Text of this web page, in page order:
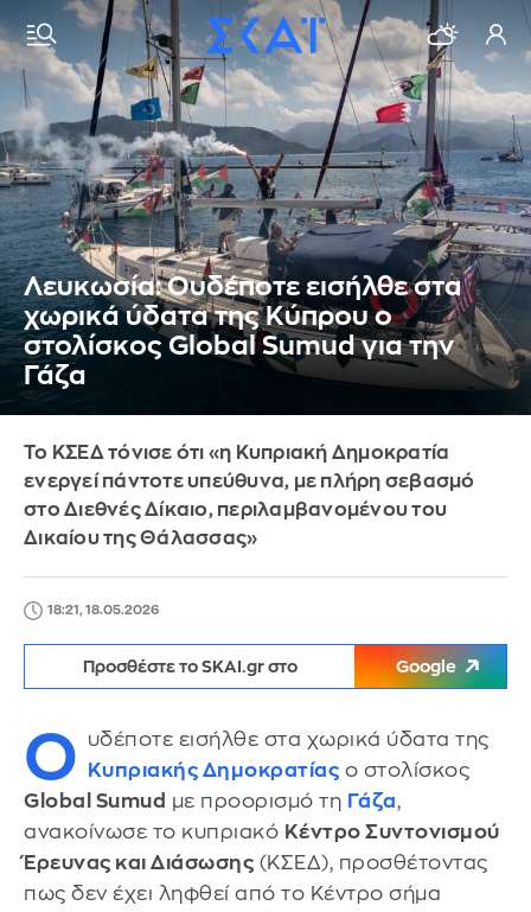
Λευκωσία: Ουδέποτε εισήλθε στα
χωρικά ύδατα της Κύπρου ο
στολίσκος Global Sumud για την
Γάζα
Το ΚΣΕΔ τόνισε ότι «η Κυπριακή Δημοκρατία
ενεργεί πάντοτε υπεύθυνα, με πλήρη σεβασμό
στο Διεθνές Δίκαιο, περιλαμβανομένου του
Δικαίου της Θάλασσας»
18:21, 18.05.2026
Προσθέστε το SKAI.gr στο Google
Ο
υδέποτε εισήλθε στα χωρικά ύδατα της
Κυπριακής Δημοκρατίας ο στολίσκος
Global Sumud με προορισμό τη Γάζα,
ανακοίνωσε το κυπριακό Κέντρο Συντονισμού
Έρευνας και Διάσωσης (ΚΣΕΔ), προσθέτοντας
πως δεν έχει ληφθεί από το Κέντρο σήμα